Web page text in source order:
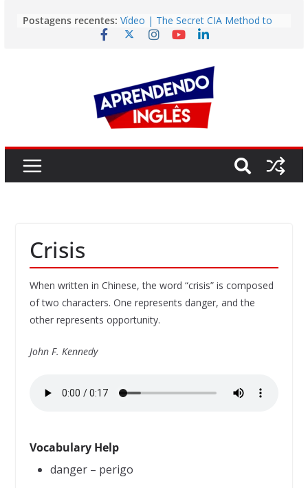
para
Postagens recentes: Vídeo | The Secret CIA Method to
Learn Any Language in 11 Days
Vídeo | Do imaginary friends make
you smarter?
Story | Brasília: The City That Rose
from the Wilderness
Easy English Song | Somewhere
Over the Rainbow (Israel
Crisis
When written in Chinese, the word “crisis” is composed
of two characters. One represents danger, and the
other represents opportunity.
John F. Kennedy
Vocabulary Help
danger – perigo